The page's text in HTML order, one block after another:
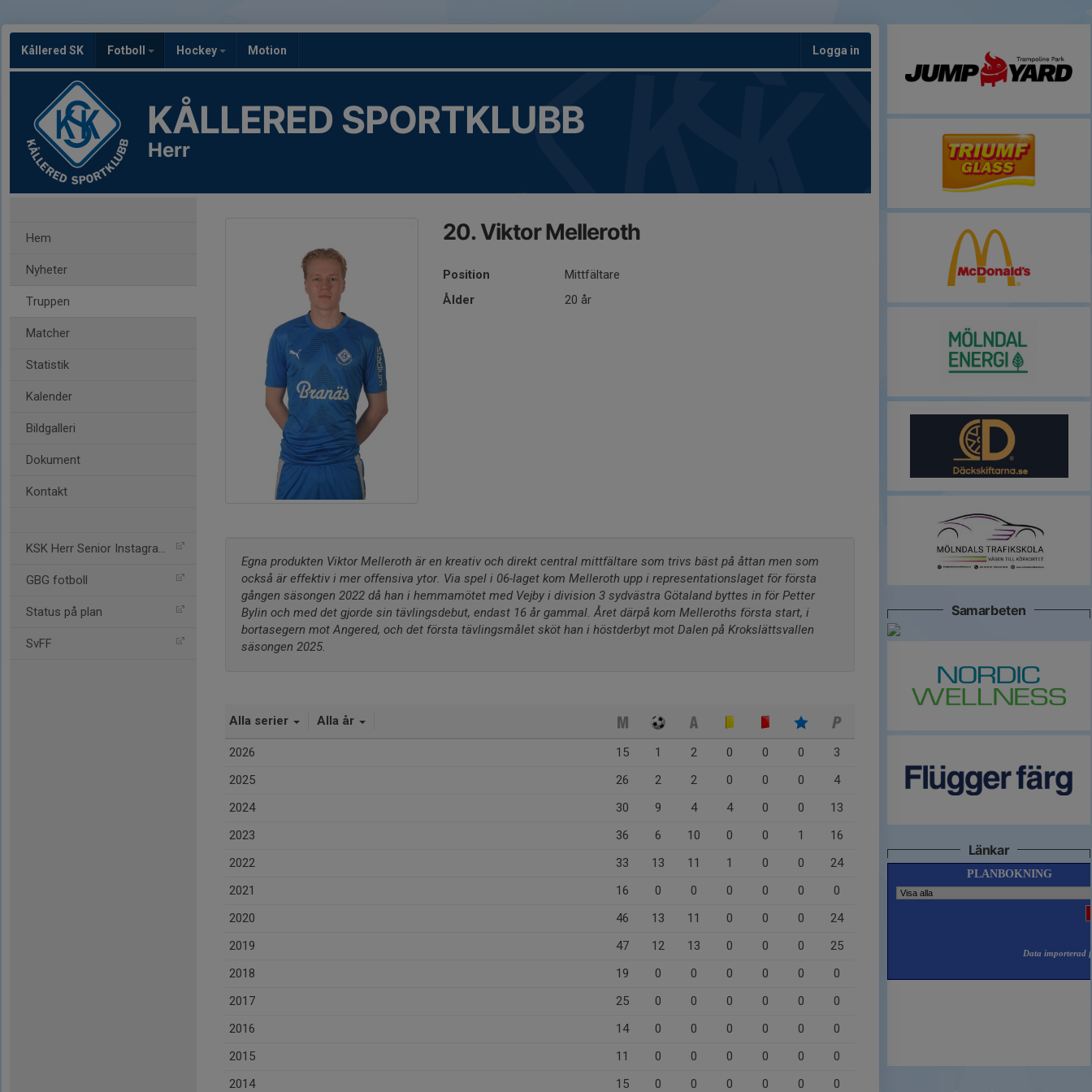
Kållered SK Fotboll Hockey Motion Logga in
KÅLLERED SPORTKLUBB
Herr
Hem
Nyheter
Truppen
Matcher
Statistik
Kalender
Bildgalleri
Dokument
Kontakt
KSK Herr Senior Instagram
GBG fotboll
Status på plan
SvFF
20. Viktor Melleroth
Position
Mittfältare
Ålder
20 år
Egna produkten Viktor Melleroth är en kreativ och direkt central mittfältare som trivs bäst på åttan men som
också är effektiv i mer offensiva ytor. Via spel i 06-laget kom Melleroth upp i representationslaget för första
gången säsongen 2022 då han i hemmamötet med Vejby i division 3 sydvästra Götaland byttes in för Petter
Bylin och med det gjorde sin tävlingsdebut, endast 16 år gammal. Året därpå kom Melleroths första start, i
bortasegern mot Angered, och det första tävlingsmålet sköt han i höstderbyt mot Dalen på Krokslättsvallen
säsongen 2025.
Alla serier Alla år
2026 15 1 2 0 0 0
3
2025
26 2 2 0 0 0
4
2024
30 9 4 4 0 0
13
2023
36 6 10 0 0 1
16
2022
33 13 11 1 0 0
24
2021
16 0 0 0 0 0
0
2020
46 13 11 0 0 0
24
2019
47 12 13 0 0 0
25
2018
19 0 0 0 0 0
0
2017
25 0 0 0 0 0
0
2016
14 0 0 0 0 0
0
2015
11 0 0 0 0 0
0
2014
15 0 0 0 0 0 0
Samarbeten
Länkar